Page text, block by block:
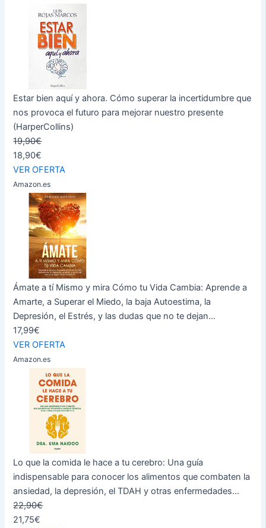
Estar bien aquí y ahora. Cómo superar la incertidumbre que
nos provoca el futuro para mejorar nuestro presente
(HarperCollins)
19,90€
18,90€
VER OFERTA
Amazon.es
Ámate a tí Mismo y mira Cómo tu Vida Cambia: Aprende a
Amarte, a Superar el Miedo, la baja Autoestima, la
Depresión, el Estrés, y las dudas que no te dejan...
17,99€
VER OFERTA
Amazon.es
Lo que la comida le hace a tu cerebro: Una guía
indispensable para conocer los alimentos que combaten la
ansiedad, la depresión, el TDAH y otras enfermedades...
22,90€
21,75€